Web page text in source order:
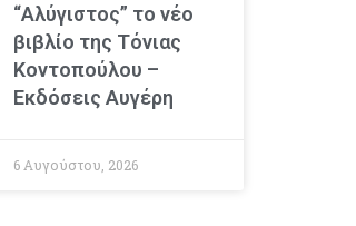
“Αλύγιστος” το νέο
βιβλίο της Τόνιας
Κοντοπούλου –
Εκδόσεις Αυγέρη
6 Αυγούστου, 2026